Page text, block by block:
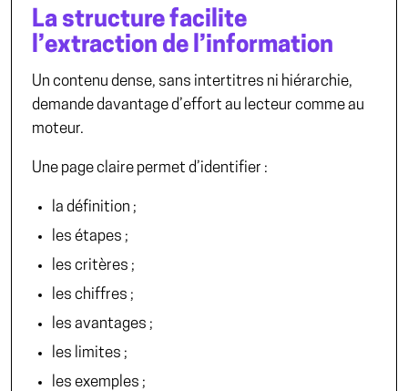
La structure facilite
l’extraction de l’information
Un contenu dense, sans intertitres ni hiérarchie,
demande davantage d’effort au lecteur comme au
moteur.
Une page claire permet d’identifier :
la définition ;
les étapes ;
les critères ;
les chiffres ;
les avantages ;
les limites ;
les exemples ;